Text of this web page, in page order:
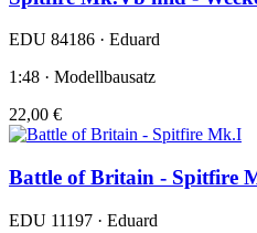
EDU 84186 · Eduard
1:48 · Modellbausatz
22,00 €
Battle of Britain - Spitfire
EDU 11197 · Eduard